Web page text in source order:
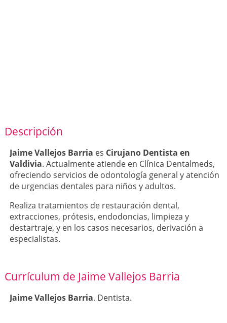
Descripción
Jaime Vallejos Barria es Cirujano Dentista en
Valdivia. Actualmente atiende en Clínica Dentalmeds,
ofreciendo servicios de odontología general y atención
de urgencias dentales para niños y adultos.
Realiza tratamientos de restauración dental,
extracciones, prótesis, endodoncias, limpieza y
destartraje, y en los casos necesarios, derivación a
especialistas.
Currículum de Jaime Vallejos Barria
Jaime Vallejos Barria. Dentista.